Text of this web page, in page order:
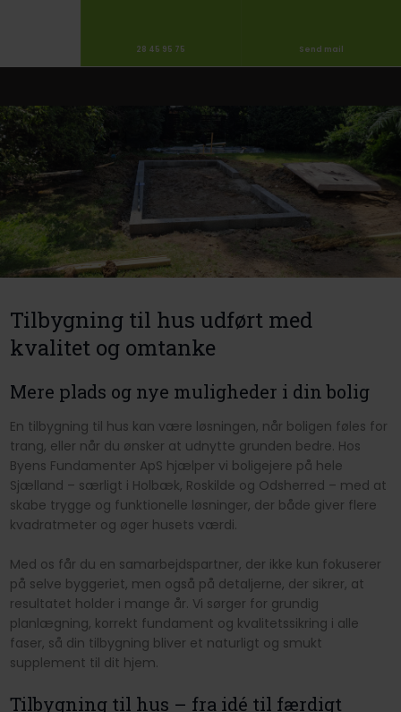
28 45 95 75 Send mail
Tilbygning til hus udført med
kvalitet og omtanke
Mere plads og nye muligheder i din bolig
En tilbygning til hus kan være løsningen, når boligen føles for
trang, eller når du ønsker at udnytte grunden bedre. Hos
Byens Fundamenter ApS hjælper vi boligejere på hele
Sjælland – særligt i Holbæk, Roskilde og Odsherred – med at
skabe trygge og funktionelle løsninger, der både giver flere
kvadratmeter og øger husets værdi.
Med os får du en samarbejdspartner, der ikke kun fokuserer
på selve byggeriet, men også på detaljerne, der sikrer, at
resultatet holder i mange år. Vi sørger for grundig
planlægning, korrekt fundament og kvalitetssikring i alle
faser, så din tilbygning bliver et naturligt og smukt
supplement til dit hjem.
Tilbygning til hus – fra idé til færdigt